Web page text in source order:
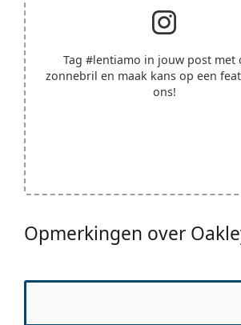
Tag #lentiamo in jouw post met
zonnebril en maak kans op een
ons!
Opmerkingen over